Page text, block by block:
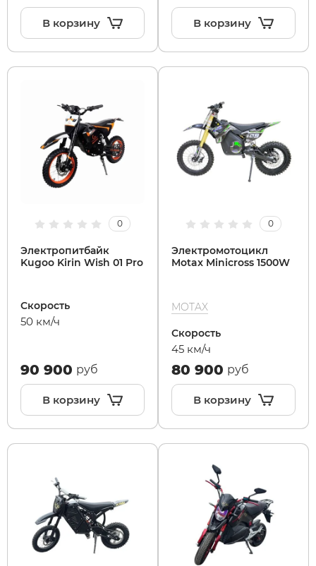
Xiaomi
Сянчу
В корзину В корзину
0
Электропитбайк
Kugoo Kirin Wish 01 Pro
Скорость
50 км/ч
90 900 руб
В корзину
0
Электромотоцикл
Motax Minicross 1500W
MOTAX
Скорость
45 км/ч
80 900 руб
В корзину